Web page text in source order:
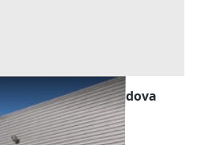
all'asta a Padova